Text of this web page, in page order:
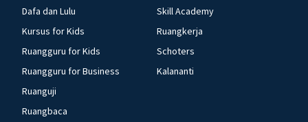
Dafa dan Lulu
Kursus for Kids
Ruangguru for Kids
Ruangguru for Business
Ruanguji
Ruangbaca
Skill Academy
Ruangkerja
Schoters
Kalananti